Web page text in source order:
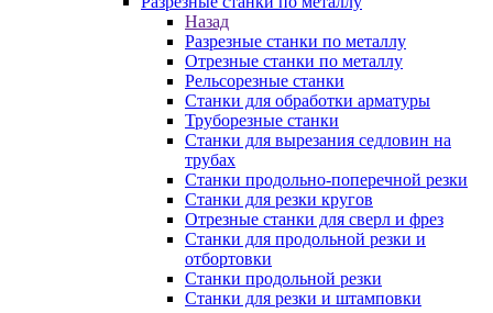
Назад
Разрезные станки по металлу
Отрезные станки по металлу
Рельсорезные станки
Станки для обработки арматуры
Труборезные станки
Станки для вырезания седловин на
трубаx
Станки продольно-поперечной резки
Станки для резки кругов
Отрезные станки для сверл и фрез
Станки для продольной резки и
отбортовки
Станки продольной резки
Станки для резки и штамповки